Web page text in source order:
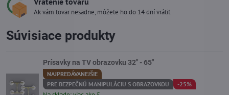
Ak vám tovar nesadne, môžete ho do 14 dní vrátiť.
Súvisiace produkty
Prísavky na TV obrazovku 32" - 65"
NAJPREDÁVANEJŠIE
PRE BEZPEČNÚ MANIPULÁCIU S OBRAZOVKOU
-25%